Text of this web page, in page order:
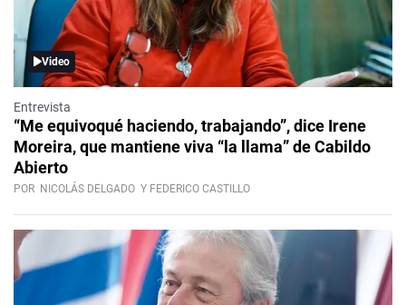
Video
Entrevista
“Me equivoqué haciendo, trabajando”, dice Irene
Moreira, que mantiene viva “la llama” de Cabildo
Abierto
POR NICOLÁS DELGADO Y FEDERICO CASTILLO